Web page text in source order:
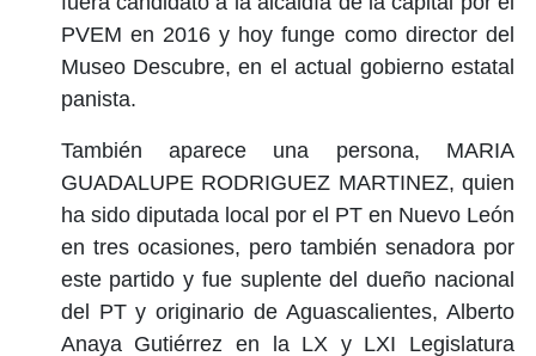
PVEM en 2016 y hoy funge como director del
Museo Descubre, en el actual gobierno estatal
panista.
También aparece una persona, MARIA
GUADALUPE RODRIGUEZ MARTINEZ, quien
ha sido diputada local por el PT en Nuevo León
en tres ocasiones, pero también senadora por
este partido y fue suplente del dueño nacional
del PT y originario de Aguascalientes, Alberto
Anaya Gutiérrez en la LX y LXI Legislatura